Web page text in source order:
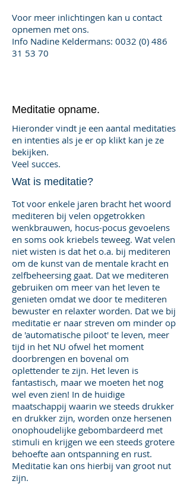
Voor meer inlichtingen kan u contact
opnemen met ons.
Info Nadine Keldermans: 0032 (0) 486
31 53 70
Meditatie opname.
Hieronder vindt je een aantal meditaties
en intenties als je er op klikt kan je ze
bekijken.
Veel succes.
Wat is meditatie?
Tot voor enkele jaren bracht het woord
mediteren bij velen opgetrokken
wenkbrauwen, hocus-pocus gevoelens
en soms ook kriebels teweeg. Wat velen
niet wisten is dat het o.a. bij mediteren
om de kunst van de mentale kracht en
zelfbeheersing gaat. Dat we mediteren
gebruiken om meer van het leven te
genieten omdat we door te mediteren
bewuster en relaxter worden. Dat we bij
meditatie er naar streven om minder op
de 'automatische piloot' te leven, meer
tijd in het NU ofwel het moment
doorbrengen en bovenal om
oplettender te zijn. Het leven is
fantastisch, maar we moeten het nog
wel even zien! In de huidige
maatschappij waarin we steeds drukker
en drukker zijn, worden onze hersenen
onophoudelijke gebombardeerd met
stimuli en krijgen we een steeds grotere
behoefte aan ontspanning en rust.
Meditatie kan ons hierbij van groot nut
zijn.